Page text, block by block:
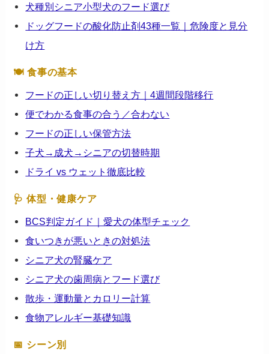
犬種別シニア小型犬のフード選び
ドッグフードの酸化防止剤43種一覧｜危険度と見分
け方
🍽 食事の基本
フードの正しい切り替え方｜4週間段階移行
便でわかる食事の合う／合わない
フードの正しい保管方法
子犬→成犬→シニアの切替時期
ドライ vs ウェット徹底比較
🩺 体型・健康ケア
BCS判定ガイド｜愛犬の体型チェック
食いつきが悪いときの対処法
シニア犬の腎臓ケア
シニア犬の歯周病とフード選び
散歩・運動量とカロリー計算
食物アレルギー基礎知識
📅 シーン別